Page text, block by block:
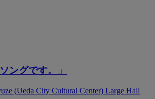
ングです。」
(Ueda City Cultural Center) Large Hall